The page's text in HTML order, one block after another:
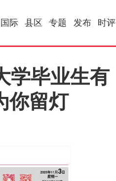
国际 县区 专题 发布 时评
学毕业生有
你留灯